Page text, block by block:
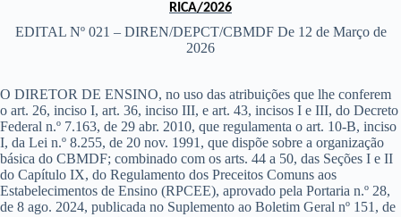
RICA/2026
EDITAL Nº 021 – DIREN/DEPCT/CBMDF De 12 de Março de
2026
O DIRETOR DE ENSINO, no uso das atribuições que lhe conferem
o art. 26, inciso I, art. 36, inciso III, e art. 43, incisos I e III, do Decreto
Federal n.º 7.163, de 29 abr. 2010, que regulamenta o art. 10-B, inciso
I, da Lei n.º 8.255, de 20 nov. 1991, que dispõe sobre a organização
básica do CBMDF; combinado com os arts. 44 a 50, das Seções I e II
do Capítulo IX, do Regulamento dos Preceitos Comuns aos
Estabelecimentos de Ensino (RPCEE), aprovado pela Portaria n.º 28,
de 8 ago. 2024, publicada no Suplemento ao Boletim Geral nº 151, de